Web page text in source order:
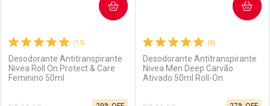
(13)
Desodorante Antitranspirante
Nivea Roll On Protect & Care
Feminino 50ml
COMPRAR
(5)
Desodorante Antitranspirante
Nivea Men Deep Carvão
Ativado 50ml Roll-On
COMPRAR